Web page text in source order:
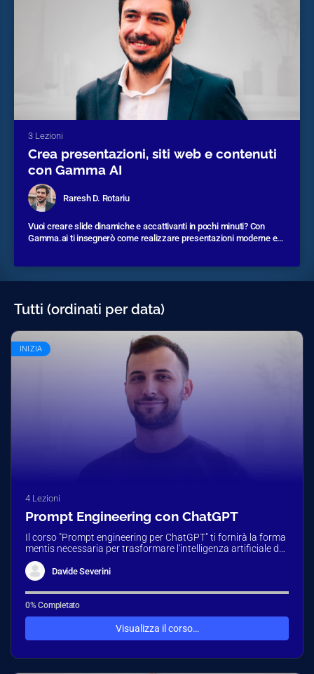
3 Lezioni
Crea presentazioni, siti web e contenuti
con Gamma AI
Raresh D. Rotariu
Vuoi creare slide dinamiche e accattivanti in pochi minuti? Con
Gamma.ai ti insegnerò come realizzare presentazioni moderne e
Tutti (ordinati per data)
INIZIA
4 Lezioni
Prompt Engineering con ChatGPT
Il corso "Prompt engineering per ChatGPT" ti fornirà la forma
mentis necessaria per trasformare l'intelligenza artificiale da
semplice esecutore di…
Davide Severini
0% Completato
Visualizza il corso…